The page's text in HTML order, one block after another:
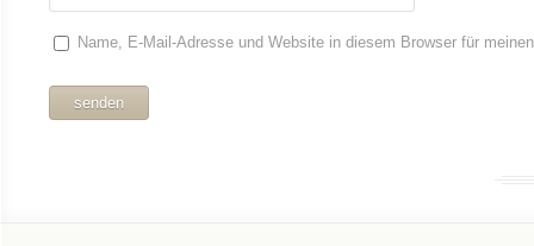
Name, E-Mail-Adresse und Website in diesem Browser für